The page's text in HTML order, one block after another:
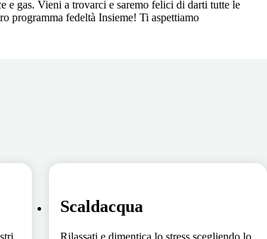
e gas. Vieni a trovarci e saremo felici di darti tutte le
programma fedeltà Insieme! Ti aspettiamo
Scaldacqua